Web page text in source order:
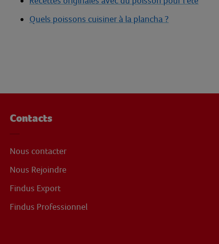
Quels poissons cuisiner à la plancha ?
Contacts
Nous contacter
Nous Rejoindre
Findus Export
Findus Professionnel